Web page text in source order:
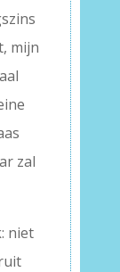
mijn
zal
niet